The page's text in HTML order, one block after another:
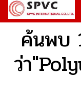
ค้นพบ
ว่า